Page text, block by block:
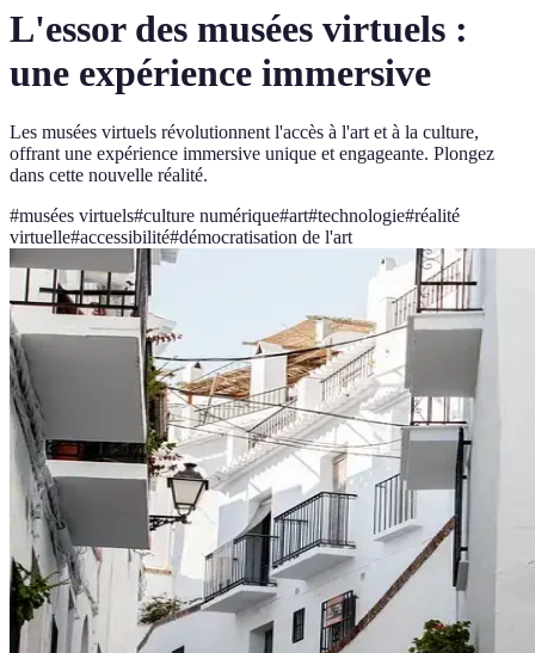
L'essor des musées virtuels :
une expérience immersive
Les musées virtuels révolutionnent l'accès à l'art et à la culture,
offrant une expérience immersive unique et engageante. Plongez
dans cette nouvelle réalité.
#musées virtuels#culture numérique#art#technologie#réalité
virtuelle#accessibilité#démocratisation de l'art